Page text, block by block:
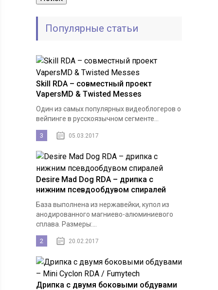
Популярные статьи
Skill RDA – совместный проект
VapersMD & Twisted Messes
Один из самых популярных видеоблогеров о
вейпинге в русскоязычном сегменте...
3 05.03.2017
Desire Mad Dog RDA – дрипка с
нижним псевдообдувом спиралей
База выполнена из нержавейки, купол из
анодированного магниево-алюминиевого
сплава. Размеры:...
2 20.02.2017
Дрипка с двумя боковыми обдувами